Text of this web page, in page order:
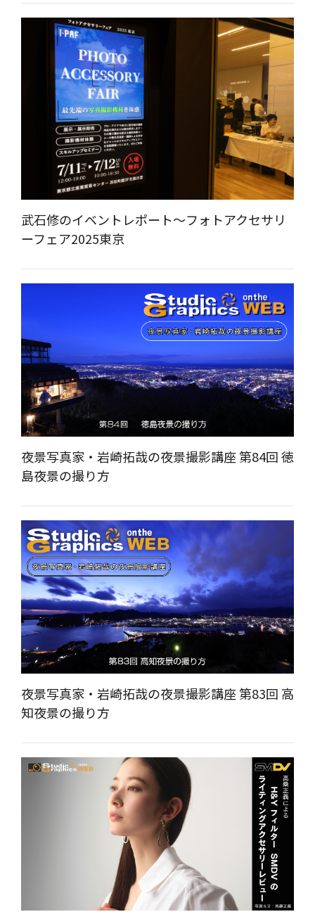
武石修のイベントレポート～フォトアクセサリ
ーフェア2025東京
夜景写真家・岩崎拓哉の夜景撮影講座 第84回 徳
島夜景の撮り方
夜景写真家・岩崎拓哉の夜景撮影講座 第83回 高
知夜景の撮り方